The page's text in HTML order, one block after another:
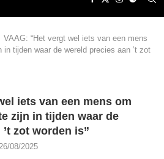
VAAG: “Het vergt wel iets van een mens
tijden waar de wereld precies aan ’t zot
iets van een mens om
zijn in tijden waar de
zot worden is”
08/2025